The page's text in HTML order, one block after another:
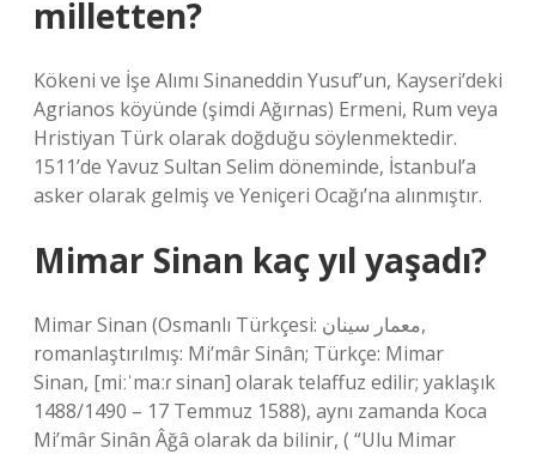
milletten?
Kökeni ve İşe Alımı Sinaneddin Yusuf’un, Kayseri’deki
Agrianos köyünde (şimdi Ağırnas) Ermeni, Rum veya
Hristiyan Türk olarak doğduğu söylenmektedir.
1511’de Yavuz Sultan Selim döneminde, İstanbul’a
asker olarak gelmiş ve Yeniçeri Ocağı’na alınmıştır.
Mimar Sinan kaç yıl yaşadı?
Mimar Sinan (Osmanlı Türkçesi: معمار سينان,
romanlaştırılmış: Mi’mâr Sinân; Türkçe: Mimar
Sinan, [miːˈmaːɾ sinan] olarak telaffuz edilir; yaklaşık
1488/1490 – 17 Temmuz 1588), aynı zamanda Koca
Mi’mâr Sinân Âğâ olarak da bilinir, ( “Ulu Mimar